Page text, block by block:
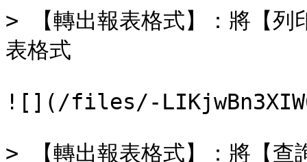
> 【轉出報表格式】：將【
表格式
![](/files/-
> 【轉出報表格式】：將【